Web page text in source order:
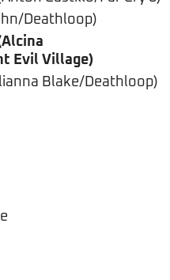
Deathloop)
Evil Village)
Blake/Deathloop)